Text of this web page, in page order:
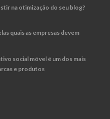
na otimização do seu blog?
quais as empresas devem
social móvel é um dos mais
e produtos